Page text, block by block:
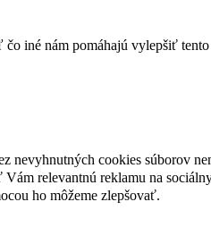
iné nám pomáhajú vylepšiť
nevyhnutných cookies súborov
relevantnú reklamu na
ho môžeme zlepšovať.